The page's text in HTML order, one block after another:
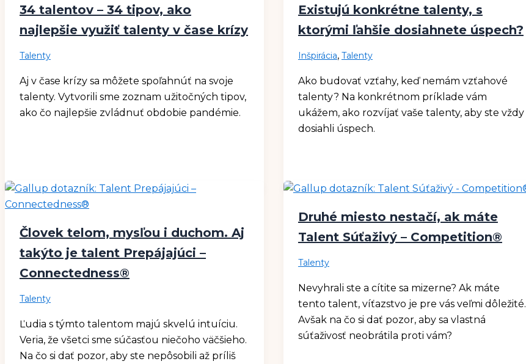
34 talentov – 34 tipov, ako
najlepšie využiť talenty v čase krízy
Talenty
Aj v čase krízy sa môžete spoľahnúť na svoje
talenty. Vytvorili sme zoznam užitočných tipov,
ako čo najlepšie zvládnuť obdobie pandémie.
Existujú konkrétne talenty, s
ktorými ľahšie dosiahnete úspech?
Inšpirácia, Talenty
Ako budovať vzťahy, keď nemám vzťahové
talenty? Na konkrétnom príklade vám
ukážem, ako rozvíjať vaše talenty, aby ste vždy
dosiahli úspech.
Človek telom, mysľou i duchom. Aj
takýto je talent Prepájajúci –
Connectedness®
Talenty
Ľudia s týmto talentom majú skvelú intuíciu.
Veria, že všetci sme súčasťou niečoho väčšieho.
Na čo si dať pozor, aby ste nepôsobili až príliš
Druhé miesto nestačí, ak máte
Talent Súťaživý – Competition®
Talenty
Nevyhrali ste a cítite sa mizerne? Ak máte
tento talent, víťazstvo je pre vás veľmi dôležité.
Avšak na čo si dať pozor, aby sa vlastná
súťaživosť neobrátila proti vám?